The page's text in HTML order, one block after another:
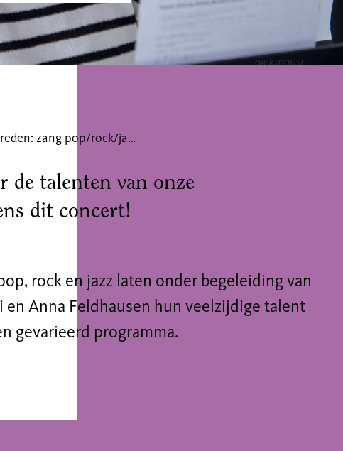
Optreden: zang pop/rock/jazz
de talenten van onze
dit concert!
rock en jazz laten onder begeleiding van
en Anna Feldhausen hun veelzijdige talent
gevarieerd programma.